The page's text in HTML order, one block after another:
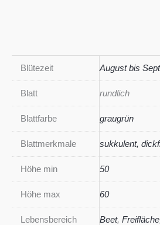
Blütezeit August bis
Blatt rundlich
Blattfarbe graugrün
Blattmerkmale sukkulent,
Höhe min 50
Höhe max 60
Lebensbereich Beet, Freifläche